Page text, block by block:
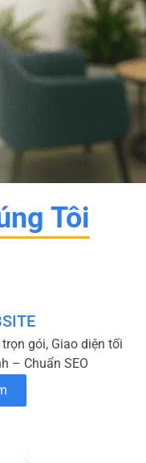
Tôi
gói, Giao diện tối
– Chuẩn SEO